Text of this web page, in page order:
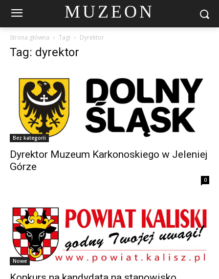
MUZEON
Strona główna Tagi Dyrektor
Tag: dyrektor
Bez kategorii
Dyrektor Muzeum Karkonoskiego w Jeleniej
Górze
0
Nowe